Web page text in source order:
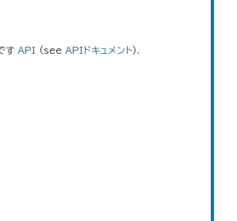
す API (see APIドキュメント).